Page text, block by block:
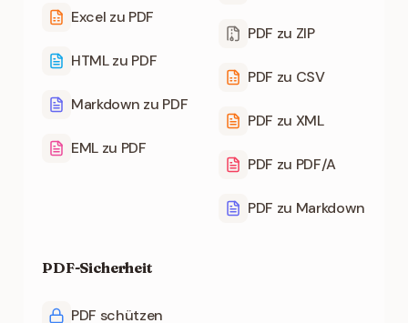
Excel zu PDF
HTML zu PDF
Markdown zu PDF
EML zu PDF
PDF zu ZIP
PDF zu CSV
PDF zu XML
PDF zu PDF/A
PDF zu Markdown
PDF-Sicherheit
PDF schützen